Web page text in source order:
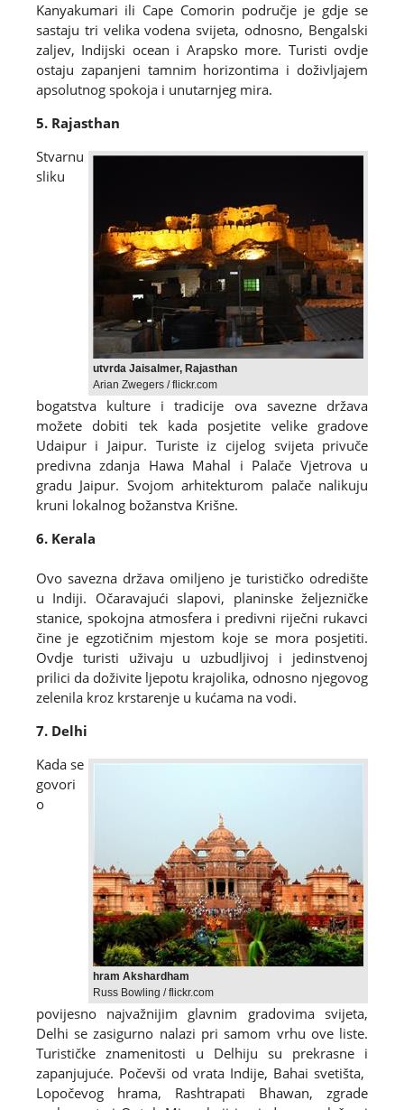
Kanyakumari ili Cape Comorin područje je gdje se
sastaju tri velika vodena svijeta, odnosno, Bengalski
zaljev, Indijski ocean i Arapsko more. Turisti ovdje
ostaju zapanjeni tamnim horizontima i doživljajem
apsolutnog spokoja i unutarnjeg mira.
5. Rajasthan
utvrda Jaisalmer, Rajasthan
Arian Zwegers / flickr.com
Stvarnu
sliku
bogatstva kulture i tradicije ova savezne država
možete dobiti tek kada posjetite velike gradove
Udaipur i Jaipur. Turiste iz cijelog svijeta privuče
predivna zdanja Hawa Mahal i Palače Vjetrova u
gradu Jaipur. Svojom arhitekturom palače nalikuju
kruni lokalnog božanstva Krišne.
6. Kerala
Ovo savezna država omiljeno je turističko odredište
u Indiji. Očaravajući slapovi, planinske željezničke
stanice, spokojna atmosfera i predivni riječni rukavci
čine je egzotičnim mjestom koje se mora posjetiti.
Ovdje turisti uživaju u uzbudljivoj i jedinstvenoj
prilici da doživite ljepotu krajolika, odnosno njegovog
zelenila kroz krstarenje u kućama na vodi.
7. Delhi
hram Akshardham
Russ Bowling / flickr.com
Kada se
govori
o
povijesno najvažnijim glavnim gradovima svijeta,
Delhi se zasigurno nalazi pri samom vrhu ove liste.
Turističke znamenitosti u Delhiju su prekrasne i
zapanjujuće. Počevši od vrata Indije, Bahai svetišta,
Lopočevog hrama, Rashtrapati Bhawan, zgrade